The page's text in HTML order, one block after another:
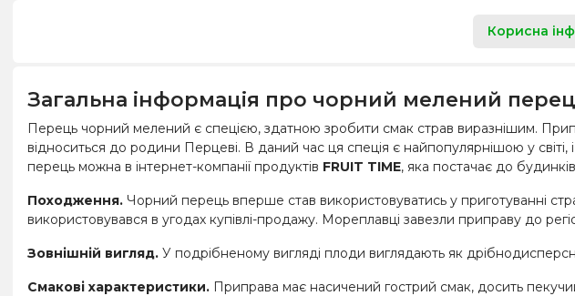
Корисна
Загальна інформація про чорний мелений
Перець чорний мелений є спецією, здатною зробити смак страв виразнішим.
відноситься до родини Перцеві. В даний час ця спеція є найпопулярнішою у
перець можна в інтернет-компанії продуктів FRUIT TIME, яка постачає до будинків
Походження. Чорний перець вперше став використовуватись у приготуванні
використовувався в угодах купівлі-продажу. Мореплавці завезли приправу до
Зовнішній вигляд. У подрібненому вигляді плоди виглядають як
Смакові характеристики. Приправа має насичений гострий смак, досить